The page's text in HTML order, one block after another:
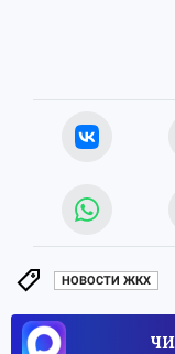
НОВОСТИ ЖКХ